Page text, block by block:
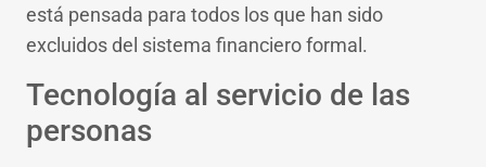
está pensada para todos los que han sido
excluidos del sistema financiero formal.
Tecnología al servicio de las
personas